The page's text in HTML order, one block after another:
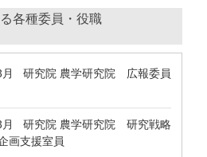
各種委員・役職
研究院 農学研究院 広報委員
研究院 農学研究院 研究戦略
支援室員